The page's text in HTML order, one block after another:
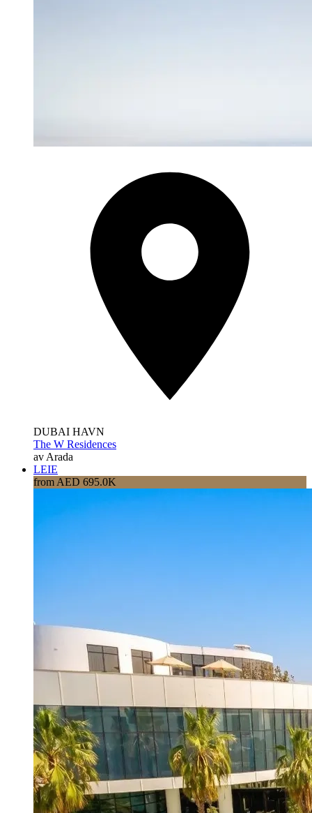
DUBAI HAVN
The W Residences
av Arada
LEIE
from AED 695.0K